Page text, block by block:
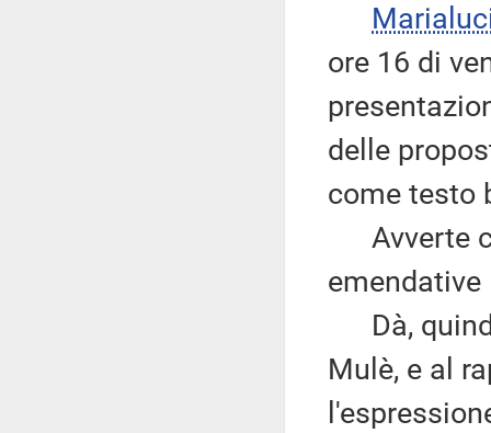
ore 16 di
delle
come testo
Avverte
emendative
Dà,
Mulè, e al